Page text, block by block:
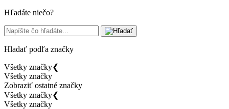
Hľadáte niečo?
Hladať podľa značky
Všetky značky❮
Všetky značky
Zobraziť ostatné značky
Všetky značky❮
Všetky značky